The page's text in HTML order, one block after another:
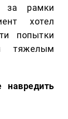
за рамки
хотел
попытки
тяжелым